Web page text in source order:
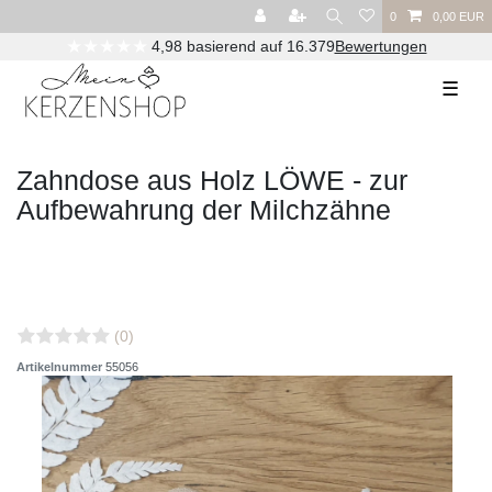
0 0,00 EUR
4,98 basierend auf 16.379Bewertungen
☰
Zahndose aus Holz LÖWE - zur
Aufbewahrung der Milchzähne
(0)
Artikelnummer 55056